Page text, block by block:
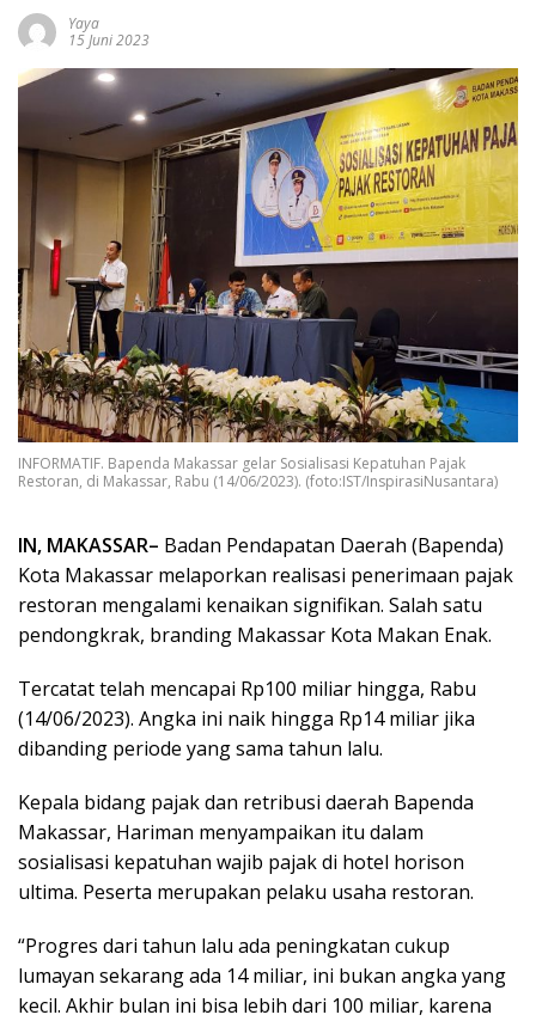
Yaya
15 Juni 2023
INFORMATIF. Bapenda Makassar gelar Sosialisasi Kepatuhan Pajak
Restoran, di Makassar, Rabu (14/06/2023). (foto:IST/InspirasiNusantara)
IN, MAKASSAR– Badan Pendapatan Daerah (Bapenda)
Kota Makassar melaporkan realisasi penerimaan pajak
restoran mengalami kenaikan signifikan. Salah satu
pendongkrak, branding Makassar Kota Makan Enak.
Tercatat telah mencapai Rp100 miliar hingga, Rabu
(14/06/2023). Angka ini naik hingga Rp14 miliar jika
dibanding periode yang sama tahun lalu.
Kepala bidang pajak dan retribusi daerah Bapenda
Makassar, Hariman menyampaikan itu dalam
sosialisasi kepatuhan wajib pajak di hotel horison
ultima. Peserta merupakan pelaku usaha restoran.
“Progres dari tahun lalu ada peningkatan cukup
lumayan sekarang ada 14 miliar, ini bukan angka yang
kecil. Akhir bulan ini bisa lebih dari 100 miliar, karena